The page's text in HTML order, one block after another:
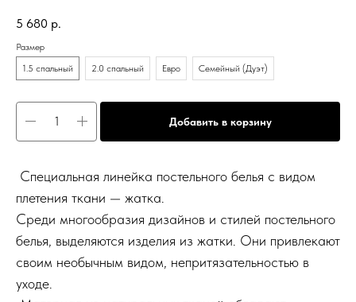
5 680 р.
Размер
1.5 спальный
2.0 спальный Евро Семейный (Дуэт)
Добавить в корзину
Специальная линейка постельного белья с видом
плетения ткани — жатка.
Среди многообразия дизайнов и стилей постельного
белья, выделяются изделия из жатки. Они привлекают
своим необычным видом, непритязательностью в
уходе.